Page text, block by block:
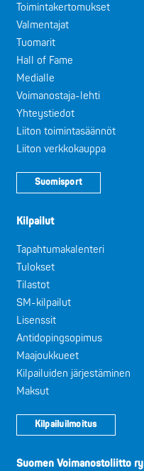
Toimintakertomukset
Valmentajat
Tuomarit
Hall of Fame
Medialle
Voimanostaja-lehti
Yhteystiedot
Liiton toimintasäännöt
Liiton verkkokauppa
Suomisport
Kilpailut
Tapahtumakalenteri
Tulokset
Tilastot
SM-kilpailut
Lisenssit
Antidopingsopimus
Maajoukkueet
Kilpailuiden järjestäminen
Maksut
Kilpailuilmoitus
Suomen Voimanostoliitto ry